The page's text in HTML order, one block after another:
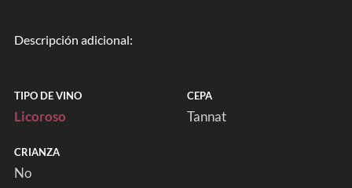
Descripción adicional:
TIPO DE VINO
Licoroso
CEPA
Tannat
CRIANZA
No